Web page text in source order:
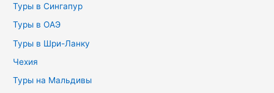
Туры в Сингапур
Туры в ОАЭ
Туры в Шри-Ланку
Чехия
Туры на Мальдивы